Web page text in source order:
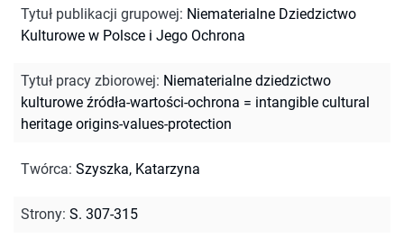
Tytuł publikacji grupowej: Niematerialne Dziedzictwo
Kulturowe w Polsce i Jego Ochrona
Tytuł pracy zbiorowej: Niematerialne dziedzictwo
kulturowe źródła-wartości-ochrona = intangible cultural
heritage origins-values-protection
Twórca: Szyszka, Katarzyna
Strony: S. 307-315